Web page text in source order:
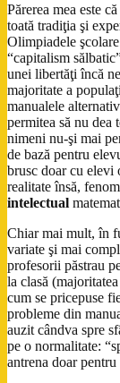
Părerea mea este
toată tradiţia şi
Olimpiadele
“capitalism
unei libertăţi încă
majoritate a
manualele
permitea să nu dea
nimeni nu-şi mai
de bază pentru
brusc doar cu
realitate însă,
intelectual
Chiar mai mult, în
variate şi mai
profesorii păstrau
la clasă
cum se pricepuse
probleme din
auzit cândva spre
pe o normalitate:
antrena doar